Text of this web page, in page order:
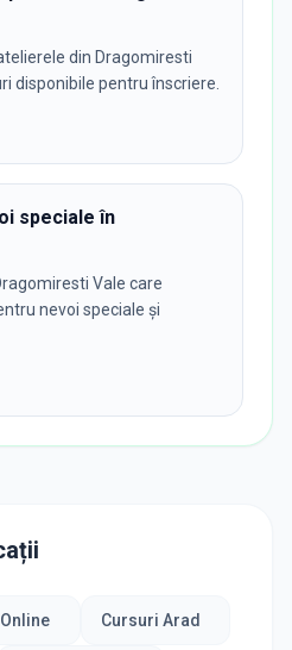
din Dragomiresti
disponibile pentru înscriere.
speciale în
Vale care
nevoi speciale și
Cursuri Arad